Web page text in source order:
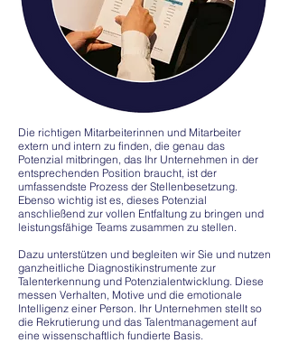
Die richtigen Mitarbeiterinnen und Mitarbeiter
extern und intern zu finden, die genau das
Potenzial mitbringen, das Ihr Unternehmen in der
entsprechenden Position braucht, ist der
umfassendste Prozess der Stellenbesetzung.
Ebenso wichtig ist es, dieses Potenzial
anschließend zur vollen Entfaltung zu bringen und
leistungsfähige Teams zusammen zu stellen.
Dazu unterstützen und begleiten wir Sie und nutzen
ganzheitliche Diagnostikinstrumente zur
Talenterkennung und Potenzialentwicklung. Diese
messen Verhalten, Motive und die emotionale
Intelligenz einer Person. Ihr Unternehmen stellt so
die Rekrutierung und das Talentmanagement auf
eine wissenschaftlich fundierte Basis.